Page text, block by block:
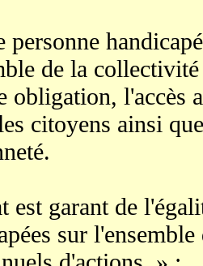
personne
de la
obligation, l'accès
citoyens ainsi
est garant de
sur